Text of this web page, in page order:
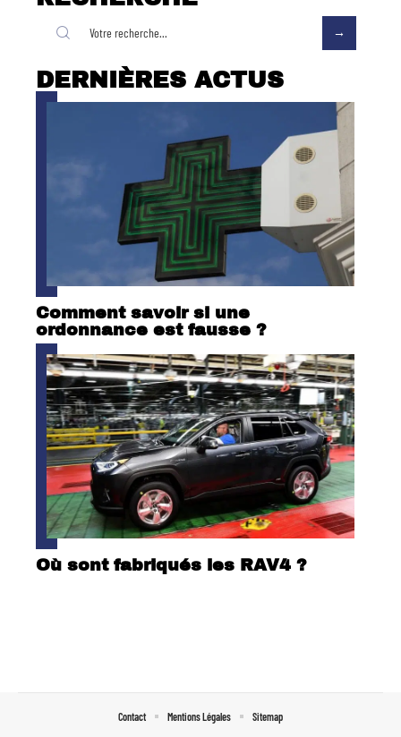
DERNIÈRES ACTUS
Comment savoir si une
ordonnance est fausse ?
Où sont fabriqués les RAV4 ?
Contact Mentions Légales Sitemap